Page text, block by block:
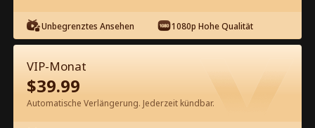
Kostenlos in der App ansehen
Unbegrenztes Ansehen 1080p Hohe Qualität
VIP-Monat
$39.99
Automatische Verlängerung. Jederzeit kündbar.